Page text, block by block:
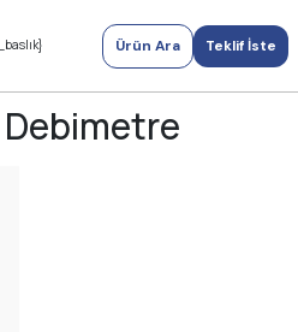
Ürün Ara Teklif İste